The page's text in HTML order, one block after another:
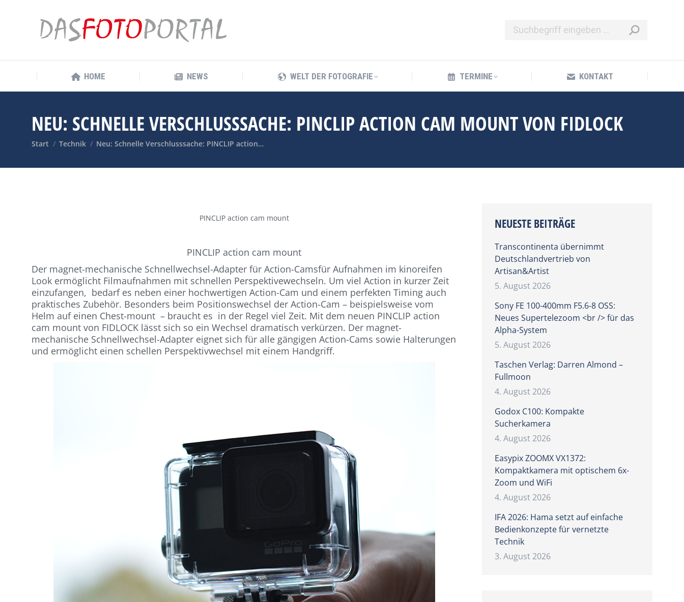
HOME NEWS WELT DER FOTOGRAFIE TERMINE KONTAKT
NEU: SCHNELLE VERSCHLUSSSACHE: PINCLIP ACTION CAM MOUNT VON FIDLOCK
Sie befinden sich hier:
Start Technik Neu: Schnelle Verschlusssache: PINCLIP action…
PINCLIP action cam mount
PINCLIP action cam mount
Der magnet-mechanische Schnellwechsel-Adapter für Action-Camsfür Aufnahmen im kinoreifen
Look ermöglicht Filmaufnahmen mit schnellen Perspektivewechseln. Um viel Action in kurzer Zeit
einzufangen, bedarf es neben einer hochwertigen Action-Cam und einem perfekten Timing auch
praktisches Zubehör. Besonders beim Positionswechsel der Action-Cam – beispielsweise vom
Helm auf einen Chest-mount – braucht es in der Regel viel Zeit. Mit dem neuen PINCLIP action
cam mount von FIDLOCK lässt sich so ein Wechsel dramatisch verkürzen. Der magnet-
mechanische Schnellwechsel-Adapter eignet sich für alle gängigen Action-Cams sowie Halterungen
und ermöglicht einen schellen Perspektivwechsel mit einem Handgriff.
NEUESTE BEITRÄGE
Transcontinenta übernimmt
Deutschlandvertrieb von
Artisan&Artist
5. August 2026
Sony FE 100-400mm F5.6-8 OSS:
Neues Supertelezoom <br /> für das
Alpha-System
5. August 2026
Taschen Verlag: Darren Almond –
Fullmoon
4. August 2026
Godox C100: Kompakte
Sucherkamera
4. August 2026
Easypix ZOOMX VX1372:
Kompaktkamera mit optischem 6x-
Zoom und WiFi
4. August 2026
IFA 2026: Hama setzt auf einfache
Bedienkonzepte für vernetzte
Technik
3. August 2026
HOME NEWS